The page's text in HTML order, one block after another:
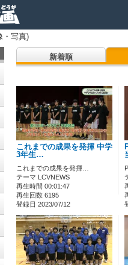
・写真)
新着順
これまでの成果を発揮 中学
3年生…
これまでの成果を発揮…
テーマ LCVNEWS
再生時間 00:01:47
再生回数 6195
登録日 2023/07/12